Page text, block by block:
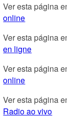
Ver esta página
online
Ver esta página
en ligne
Ver esta página
online
Ver esta página
Radio ao vivo